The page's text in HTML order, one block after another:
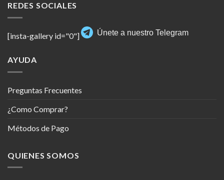
REDES SOCIALES
[insta-gallery id="0"] Únete a nuestro Telegram
AYUDA
Preguntas Frecuentes
¿Como Comprar?
Métodos de Pago
QUIENES SOMOS